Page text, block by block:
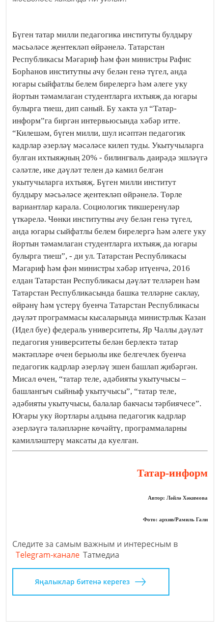
Бүген татар милли педагогика институты булдыру
мәсьәләсе җентекләп өйрәнелә. Татарстан
Республикасы Мәгариф һәм фән министры Рафис
Борһанов институтны ачу белән генә түгел, анда
югары сыйфатлы белем бирелергә һәм әлеге уку
йортын тәмамлаган студентларга ихтыяҗ да югары
булырга тиеш, дип саный. Бу хакта ул “Татар-
информ”га биргән интервьюсында хәбәр итте.
“Килешәм, бүген милли, шул исәптән педагогик
кадрлар әзерләү мәсәләсе килеп туды. Укытучыларга
булган ихтыяҗның 20% - билингваль даирәдә эшләүгә
сәләтле, ике дәүләт телен дә камил белгән
укытучыларга ихтыяҗ. Бүген милли институт
булдыру мәсьәләсе җентекләп өйрәнелә. Төрле
вариантлар карала. Социологик тикшеренүләр
үткәрелә. Чөнки институтны ачу белән генә түгел,
анда югары сыйфатлы белем бирелергә һәм әлеге уку
йортын тәмамлаган студентларга ихтыяҗ да югары
булырга тиеш”, - ди ул. Татарстан Республикасы
Мәгариф һәм фән министры хәбәр итүенчә, 2016
елдан Татарстан Республикасы дәүләт телләрен һәм
Татарстан Республикасында башка телләрне саклау,
өйрәнү һәм үстерү буенча Татарстан Республикасы
дәүләт программасы кысаларында министрлык Казан
(Идел буе) федераль университеты, Яр Чаллы дәүләт
педагогия университеты белән берлектә татар
мәктәпләре өчен берьюлы ике белгечлек буенча
педагогик кадрлар әзерләү эшен башлап җибәргән.
Мисал өчен, “татар теле, әдәбияты укытучысы –
башлангыч сыйныф укытучысы”, “татар теле,
әдәбияты укытучысы, балалар бакчасы тәрбиячесе”.
Югары уку йортлары алдына педагогик кадрлар
әзерләүгә таләпләрне көчәйтү, программаларны
камилләштерү максаты да куелган.
Татар-информ
Автор: Ләйлә Хәкимова
Фото: архив/Рамиль Гали
Следите за самым важным и интересным в
Telegram-канале Татмедиа
Яңалыклар битенә керегез